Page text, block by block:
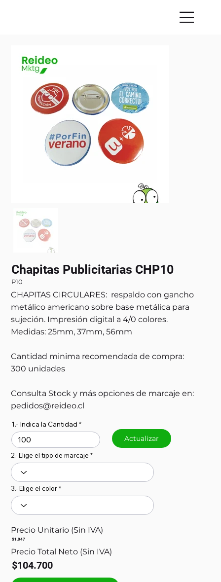
Chapitas Publicitarias CHP10
P10
CHAPITAS CIRCULARES: respaldo con gancho
metálico americano sobre base metálica para
sujeción. Impresión digital a 4/0 colores.
Medidas: 25mm, 37mm, 56mm
Cantidad minima recomendada de compra:
300 unidades
Consulta Stock y más opciones de marcaje en:
pedidos@reideo.cl
1.- Indica la Cantidad
Actualizar
2.- Elige el tipo de marcaje
3.- Elige el color
Precio Unitario (Sin IVA)
$1.047
Precio Total Neto (Sin IVA)
$104.700